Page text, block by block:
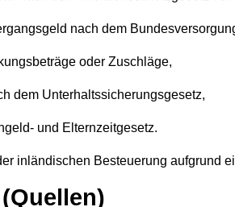
nach dem
oder Zuschläge,
dem Unterhaltssicherungsgesetz,
und Elternzeitgesetz.
inländischen Besteuerung aufgrund